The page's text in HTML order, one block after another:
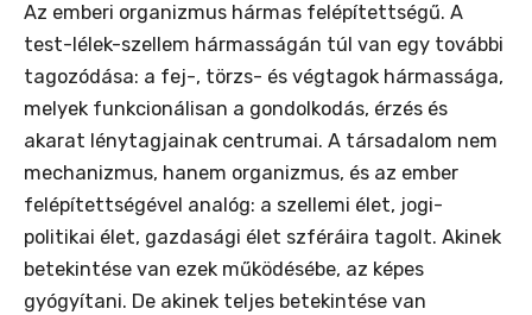
Az emberi organizmus hármas felépítettségű. A
test-lélek-szellem hármasságán túl van egy további
tagozódása: a fej-, törzs- és végtagok hármassága,
melyek funkcionálisan a gondolkodás, érzés és
akarat lénytagjainak centrumai. A társadalom nem
mechanizmus, hanem organizmus, és az ember
felépítettségével analóg: a szellemi élet, jogi-
politikai élet, gazdasági élet szféráira tagolt. Akinek
betekintése van ezek működésébe, az képes
gyógyítani. De akinek teljes betekintése van